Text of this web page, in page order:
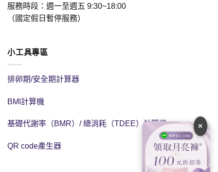
服務時段：週一至週五 9:30~18:00
（國定假日暫停服務）
小工具專區
排卵期/安全期計算器
BMI計算機
基礎代謝率（BMR）/ 總消耗（TDEE）計算機
QR code產生器
×